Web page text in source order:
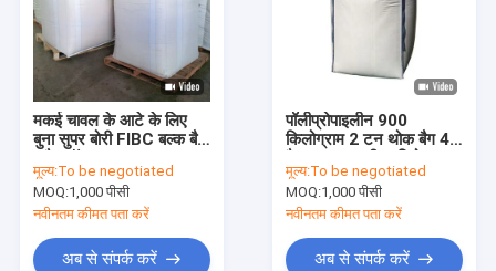
मकई चावल के आटे के लिए
बुना सुपर बोरी FIBC बल्क बैग
किग्रा
मूल्य:To be negotiated
MOQ:1,000 पीसी
नवीनतम कीमत पता करें
अब से संपर्क करें
पॉलीप्रोपाइलीन 900
किलोग्राम 2 टन थोक बैग 4
मूल्य:To be negotiated
MOQ:1,000 पीसी
नवीनतम कीमत पता करें
अब से संपर्क करें